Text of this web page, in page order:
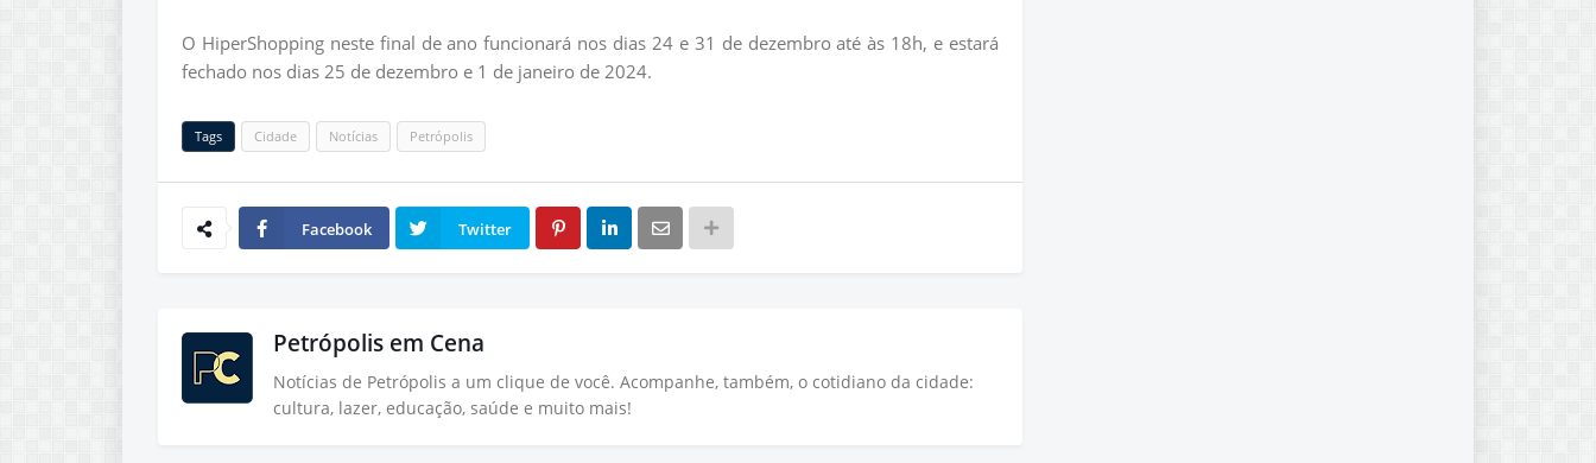
O HiperShopping neste final de ano funcionará nos dias 24 e 31 de dezembro até às 18h, e estará
fechado nos dias 25 de dezembro e 1 de janeiro de 2024.
Tags Cidade Notícias Petrópolis
Facebook Twitter
Petrópolis em Cena
Notícias de Petrópolis a um clique de você. Acompanhe, também, o cotidiano da cidade:
cultura, lazer, educação, saúde e muito mais!